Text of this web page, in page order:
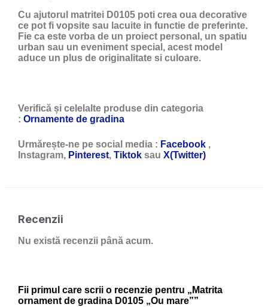
Cu ajutorul matritei D0105 poti crea oua decorative
ce pot fi vopsite sau lacuite in functie de preferinte.
Fie ca este vorba de un proiect personal, un spatiu
urban sau un eveniment special, acest model
aduce un plus de originalitate si culoare.
Verifică și celelalte produse din categoria
: Ornamente de gradina
Urmărește-ne pe social media : Facebook ,
Instagram, Pinterest, Tiktok sau X(Twitter)
Recenzii
Nu există recenzii până acum.
Fii primul care scrii o recenzie pentru „Matrita
ornament de gradina D0105 „Ou mare””